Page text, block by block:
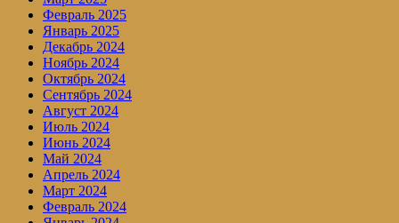
Февраль 2025
Январь 2025
Декабрь 2024
Ноябрь 2024
Октябрь 2024
Сентябрь 2024
Август 2024
Июль 2024
Июнь 2024
Май 2024
Апрель 2024
Март 2024
Февраль 2024